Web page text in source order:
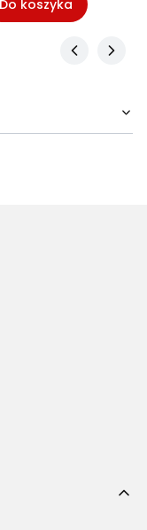
Do koszyka